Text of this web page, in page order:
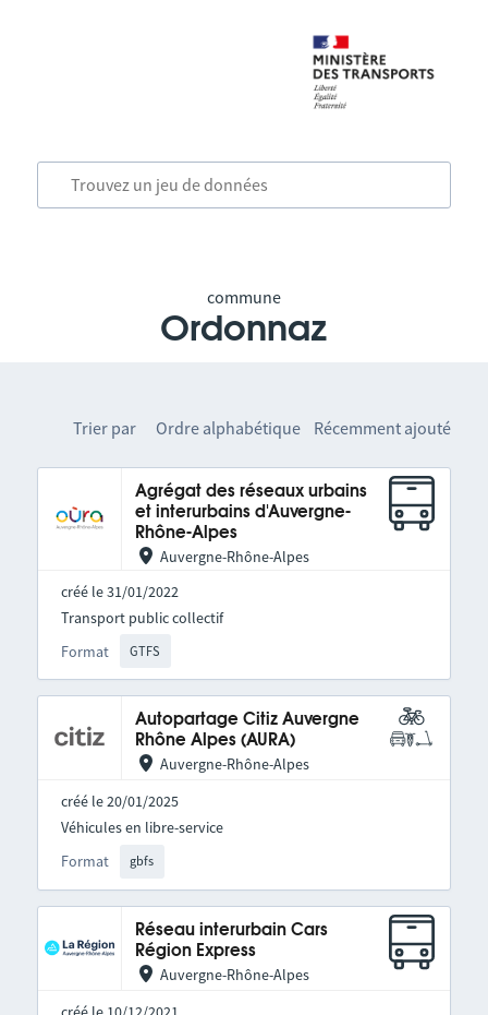
commune
Ordonnaz
Trier par Ordre alphabétique Récemment ajouté
Agrégat des réseaux urbains
et interurbains d'Auvergne-
Rhône-Alpes
Auvergne-Rhône-Alpes
créé le 31/01/2022
Format GTFS
Transport public collectif
Autopartage Citiz Auvergne
Rhône Alpes (AURA)
Auvergne-Rhône-Alpes
créé le 20/01/2025
Format gbfs
Véhicules en libre-service
Réseau interurbain Cars
Région Express
Auvergne-Rhône-Alpes